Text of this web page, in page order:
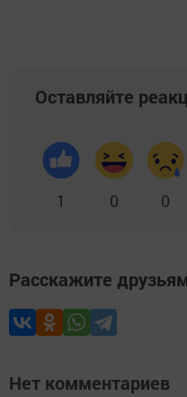
Оставляйте
1 0 0
Расскажите
Нет комментариев